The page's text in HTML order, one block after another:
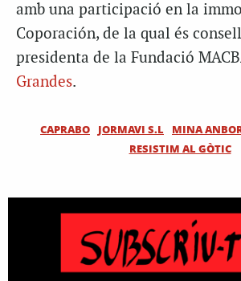
amb una participació en la
Coporación, de la qual és
presidenta de la Fundació
Grandes.
CAPRABO JORMAVI S.L MINA
RESISTIM AL GÒTIC